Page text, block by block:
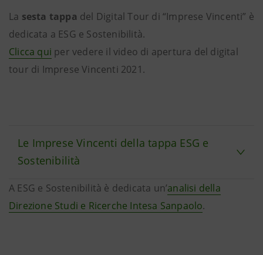
La sesta tappa del Digital Tour di “Imprese Vincenti” è
dedicata a ESG e Sostenibilità.
Clicca qui per vedere il video di apertura del digital
tour di Imprese Vincenti 2021.
Le Imprese Vincenti della tappa ESG e
Sostenibilità
A ESG e Sostenibilità è dedicata un’analisi della
Direzione Studi e Ricerche Intesa Sanpaolo.